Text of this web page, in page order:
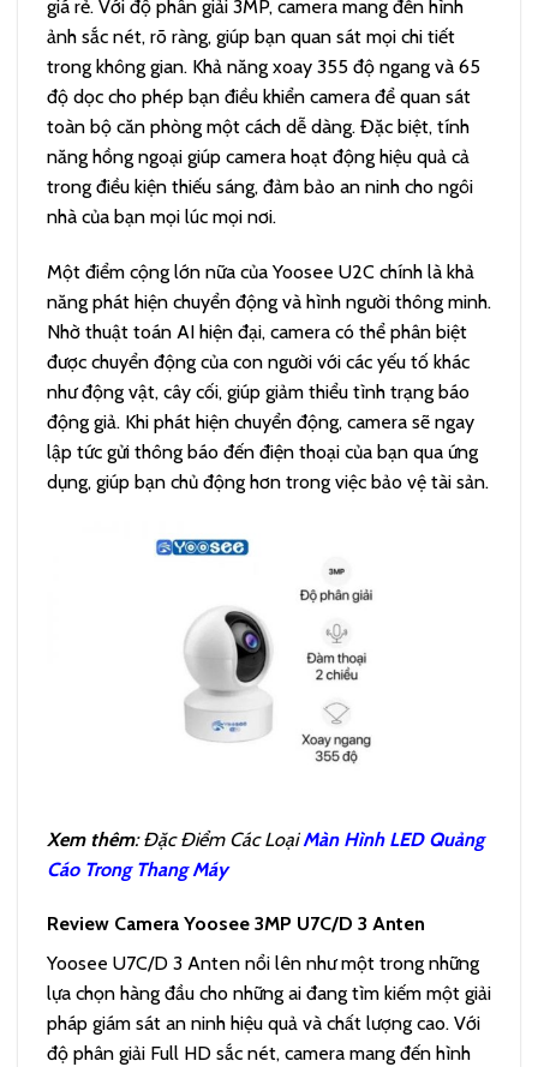
giá rẻ. Với độ phân giải 3MP, camera mang đến hình
ảnh sắc nét, rõ ràng, giúp bạn quan sát mọi chi tiết
trong không gian. Khả năng xoay 355 độ ngang và 65
độ dọc cho phép bạn điều khiển camera để quan sát
toàn bộ căn phòng một cách dễ dàng. Đặc biệt, tính
năng hồng ngoại giúp camera hoạt động hiệu quả cả
trong điều kiện thiếu sáng, đảm bảo an ninh cho ngôi
nhà của bạn mọi lúc mọi nơi.
Một điểm cộng lớn nữa của Yoosee U2C chính là khả
năng phát hiện chuyển động và hình người thông minh.
Nhờ thuật toán AI hiện đại, camera có thể phân biệt
được chuyển động của con người với các yếu tố khác
như động vật, cây cối, giúp giảm thiểu tình trạng báo
động giả. Khi phát hiện chuyển động, camera sẽ ngay
lập tức gửi thông báo đến điện thoại của bạn qua ứng
dụng, giúp bạn chủ động hơn trong việc bảo vệ tài sản.
Xem thêm: Đặc Điểm Các LoạiMàn Hình LED Quảng
Cáo Trong Thang Máy
Review Camera Yoosee 3MP U7C/D 3 Anten
Yoosee U7C/D 3 Anten nổi lên như một trong những
lựa chọn hàng đầu cho những ai đang tìm kiếm một giải
pháp giám sát an ninh hiệu quả và chất lượng cao. Với
độ phân giải Full HD sắc nét, camera mang đến hình